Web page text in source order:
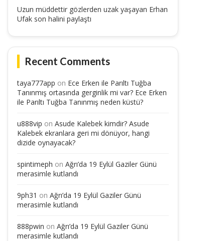
Uzun müddettir gözlerden uzak yaşayan Erhan
Ufak son halini paylaştı
Recent Comments
taya777app on Ece Erken ile Parıltı Tuğba
Tanınmış ortasında gerginlik mi var? Ece Erken
ile Parıltı Tuğba Tanınmış neden küstü?
u888vip on Asude Kalebek kimdir? Asude
Kalebek ekranlara geri mi dönüyor, hangi
dizide oynayacak?
spintimeph on Ağrı’da 19 Eylül Gaziler Günü
merasimle kutlandı
9ph31 on Ağrı’da 19 Eylül Gaziler Günü
merasimle kutlandı
888pwin on Ağrı’da 19 Eylül Gaziler Günü
merasimle kutlandı